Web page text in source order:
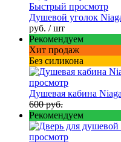
Быстрый просмотр
Душевой уголок
руб. / шт
Рекомендуем
Хит продаж
Без силикона
просмотр
Душевая кабина
600 руб.
Рекомендуем
просмотр